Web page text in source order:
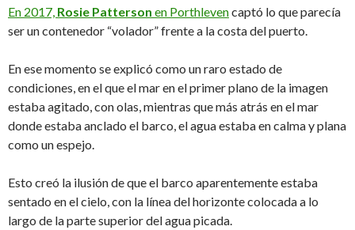
En 2017, Rosie Patterson en Porthlevencaptó lo que parecía
ser un contenedor “volador” frente a la costa del puerto.
En ese momento se explicó como un raro estado de
condiciones, en el que el mar en el primer plano de la imagen
estaba agitado, con olas, mientras que más atrás en el mar
donde estaba anclado el barco, el agua estaba en calma y plana
como un espejo.
Esto creó la ilusión de que el barco aparentemente estaba
sentado en el cielo, con la línea del horizonte colocada a lo
largo de la parte superior del agua picada.